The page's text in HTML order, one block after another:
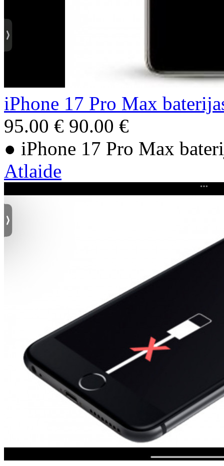
iPhone 17 Pro Max
95.00 € 90.00 €
● iPhone 17 Pro Max
Atlaide